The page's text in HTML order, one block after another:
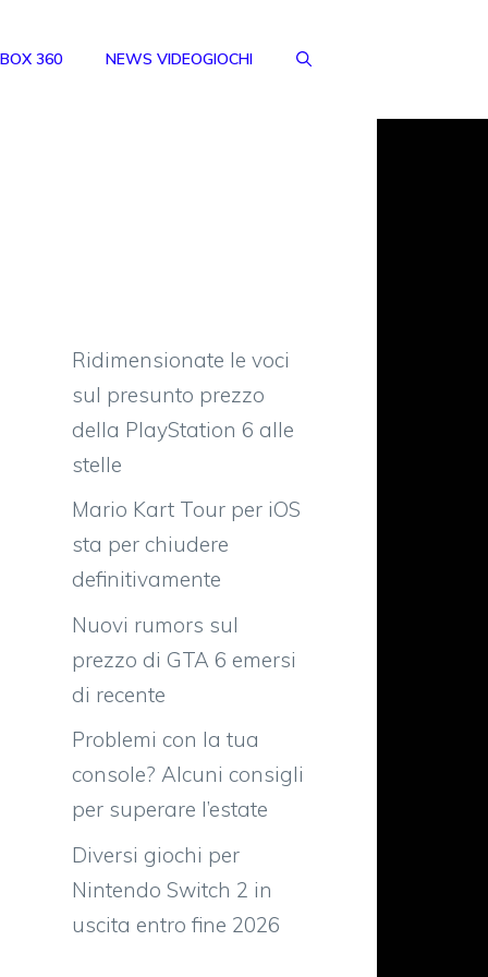
360 NEWS VIDEOGIOCHI
Ridimensionate le voci
sul presunto prezzo
della PlayStation 6 alle
stelle
Mario Kart Tour per iOS
sta per chiudere
definitivamente
Nuovi rumors sul
prezzo di GTA 6 emersi
di recente
Problemi con la tua
console? Alcuni consigli
per superare l’estate
Diversi giochi per
Nintendo Switch 2 in
uscita entro fine 2026